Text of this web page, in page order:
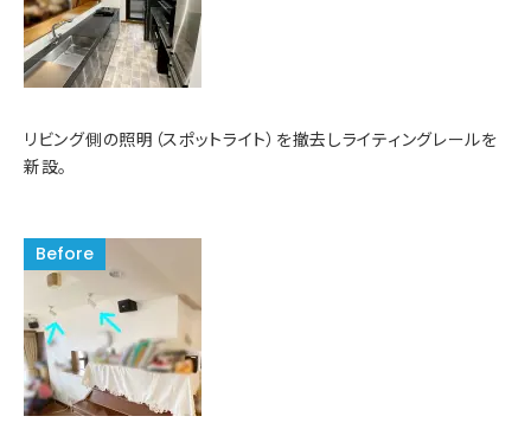
リビング側の照明（スポットライト）を撤去しライティングレールを
新設。